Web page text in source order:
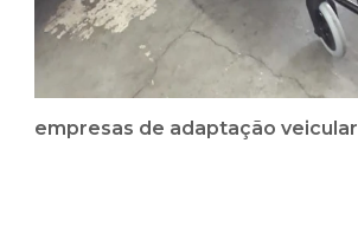
empresas de adaptação veicular